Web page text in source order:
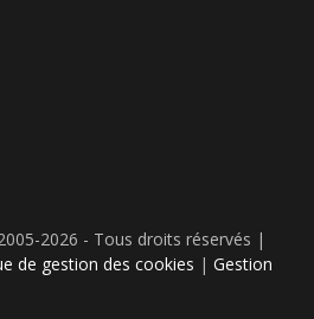
2026 - Tous droits réservés |
de gestion des cookies | Gestion